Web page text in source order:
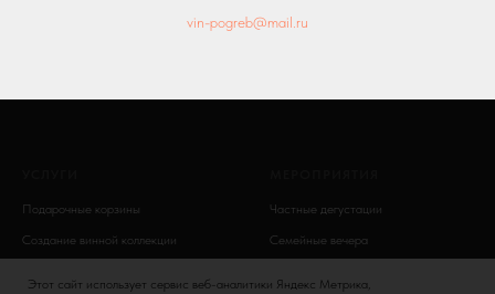
vin-pogreb@mail.ru
Этот сайт использует сервис веб-аналитики Яндекс Метрика,
Подарочные корзины
Создание винной коллекции
Частные дегустации
Семейные вечера